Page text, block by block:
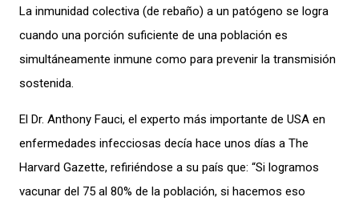
La inmunidad colectiva (de rebaño) a un patógeno se logra
cuando una porción suficiente de una población es
simultáneamente inmune como para prevenir la transmisión
sostenida.
El Dr. Anthony Fauci, el experto más importante de USA en
enfermedades infecciosas decía hace unos días a The
Harvard Gazette, refiriéndose a su país que: “Si logramos
vacunar del 75 al 80% de la población, si hacemos eso